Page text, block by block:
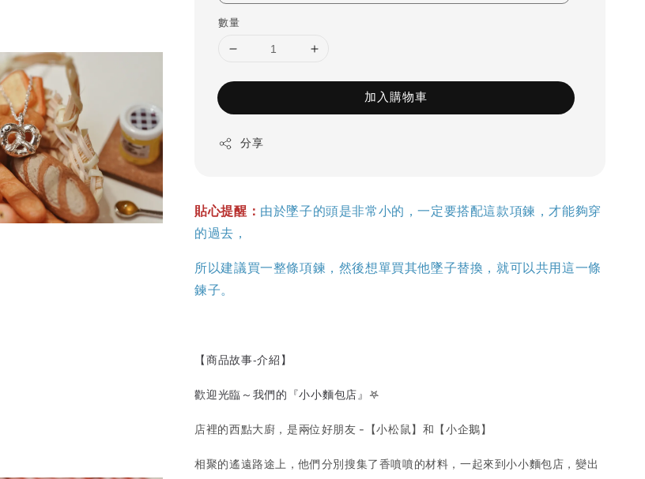
數量
加入購物車
分享
貼心提醒： 由於墜子的頭是非常小的，一定要搭配這款項鍊，才能夠穿
的過去，
所以建議買一整條項鍊，然後想單買其他墜子替換，就可以共用這一條
鍊子。
【商品故事-介紹】
歡迎光臨～我們的『小小麵包店』 𖤐
店裡的西點大廚，是兩位好朋友 -【小松鼠】和【小企鵝】
相聚的遙遠路途上，他們分別搜集了香噴噴的材料，一起來到小小麵包店，變出